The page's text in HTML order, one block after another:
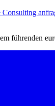
führenden